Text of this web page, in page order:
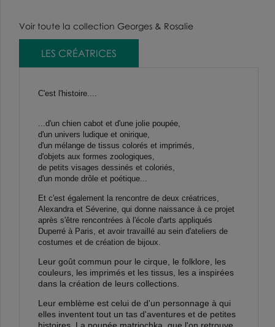
Voir toute la collection Georges & Rosalie
LES CRÉATRICES
C'est l'histoire....
...d'un chien cabot et d'une jolie poupée,
d'un univers ludique et onirique,
d'un mélange de tissus colorés et imprimés,
d'objets aux formes zoologiques,
de petits visages dessinés et coloriés,
d'un monde drôle et poétique...
Et c'est également la rencontre de deux créatrices,
Alexandra et Séverine, qui donne naissance à ce projet
après s'être rencontrées à l'école d'arts appliqués
Duperré à Paris , et avoir travaillé au sein d'ateliers de
costumes et de création de bijoux.
Leur goût commun pour le cirque, le folklore, les
couleurs, les imprimés et les tissus, les a inspirées
dans la création de leurs collections.
Leur emblème est celui de d'un personnage à qui
elles inventent tout un tas d'aventures et de petites